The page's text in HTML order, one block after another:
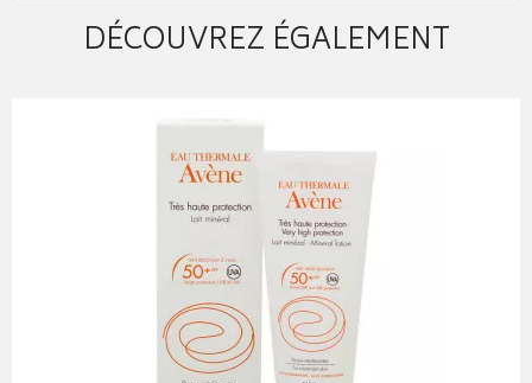
DÉCOUVREZ ÉGALEMENT